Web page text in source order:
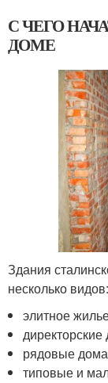
С ЧЕГО
ДОМЕ
Здания
несколько видов:
элитное
директорские
рядовые
типовые и